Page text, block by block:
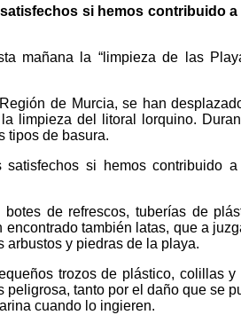
satisfechos si hemos contribuido
mañana la “limpieza de las
de Murcia, se han
limpieza del litoral lorquino.
tipos de basura.
satisfechos si hemos contribuido
botes de refrescos, tuberías de
encontrado también latas, que a
y piedras de la playa.
trozos de plástico, colillas y
tanto por el daño que se
cuando lo ingieren.